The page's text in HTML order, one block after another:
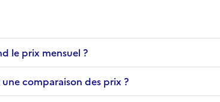
le prix mensuel ?
comparaison des prix ?